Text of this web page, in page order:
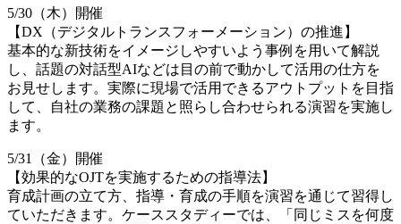
5/30（木）開催
【DX（デジタルトランスフォーメーション）の推進】
基本的な新技術をイメージしやすいよう事例を用いて解説
し、話題の対話型AIなどは目の前で動かして活用の仕方を
お見せします。実際に現場で活用できるアウトプットを目指
して、自社の業務の課題と照らし合わせられる演習を実施し
ます。
5/31（金）開催
【効果的なOJTを実施するための指導法】
育成計画の立て方、指導・育成の手順を演習を通じて習得し
ていただきます。ケーススタディーでは、「同じミスを何度